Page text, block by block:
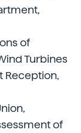
of
Turbines
Reception,
of